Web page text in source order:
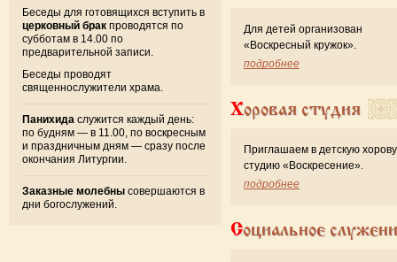
Беседы для готовящихся вступить в
церковный брак проводятся по
субботам в 14.00 по
предварительной записи.
Беседы проводят
священнослужители храма.
Панихида служится каждый день:
по будням — в 11.00, по воскресным
и праздничным дням — сразу после
окончания Литургии.
Заказные молебны совершаются в
дни богослужений.
Для детей организован
«Воскресный кружок».
подробнее
Хоровая студия
Приглашаем в детскую
студию «Воскресение».
подробнее
Социальное